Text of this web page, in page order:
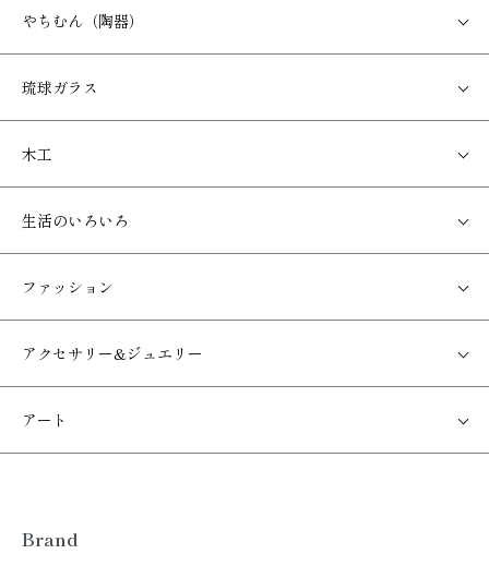
やちむん（陶器）
琉球ガラス
木工
生活のいろいろ
ファッション
アクセサリー&ジュエリー
アート
Brand